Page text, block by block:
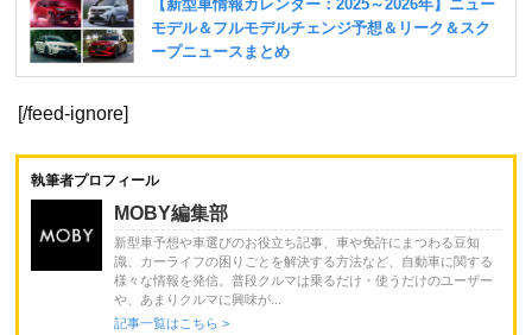
[/feed-ignore]
執筆者プロフィール
MOBY編集部
新型車予想や車選びのお役立ち記事、車や免許にまつわる豆知
識、カーライフの困りごとを解決する方法など、自動車に関する
様々な情報を発信。普段クルマは乗るだけ・使うだけのユーザー
や、あまりクルマに興味が...
記事一覧はこちら >